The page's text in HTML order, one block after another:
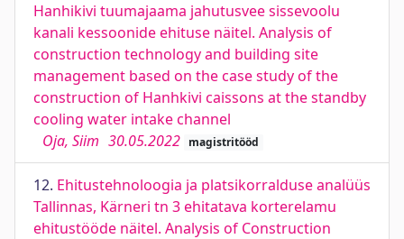
Hanhikivi tuumajaama jahutusvee sissevoolu
kanali kessoonide ehituse näitel. Analysis of
construction technology and building site
management based on the case study of the
construction of Hanhkivi caissons at the standby
cooling water intake channel
Oja, Siim 30.05.2022 magistritööd
12. Ehitustehnoloogia ja platsikorralduse analüüs
Tallinnas, Kärneri tn 3 ehitatava korterelamu
ehitustööde näitel. Analysis of Construction